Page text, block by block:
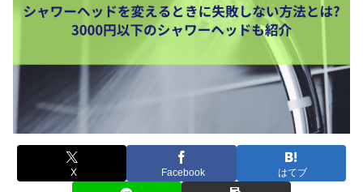
X Facebook はてブ